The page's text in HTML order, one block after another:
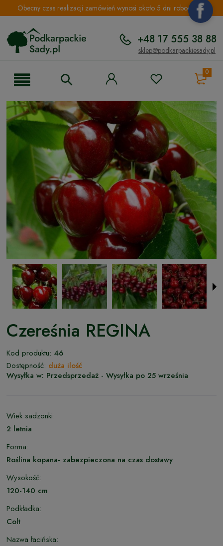
Obecny czas realizacji zamówień wynosi około 5 dni roboczych.
+48 17 555 38 88
sklep@podkarpackiesady.pl
0
Czereśnia REGINA
Kod produktu: 46
Dostępność: duża ilość
Wysyłka w: Przedsprzedaż - Wysyłka po 25 września
Wiek sadzonki:
2 letnia
Forma:
Roślina kopana- zabezpieczona na czas dostawy
Wysokość:
120-140 cm
Podkładka:
Colt
Nazwa łacińska: